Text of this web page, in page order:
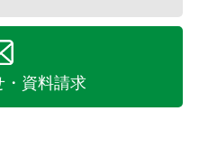
・資料請求